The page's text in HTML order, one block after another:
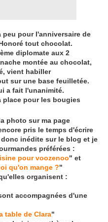
pour l'anniversaire de
tout chocolat.
diplomate aux 2
montée au chocolat,
vient habiller
sur une base feuilletée.
a fait l'unanimité.
place pour les bougies
photo sur ma page
pris le temps d'écrire
inédite sur le blog et je
préférées :
pour voozenoo" et
qu'on mange ?"
organisent :
accompagnées d'une
table de Clara"